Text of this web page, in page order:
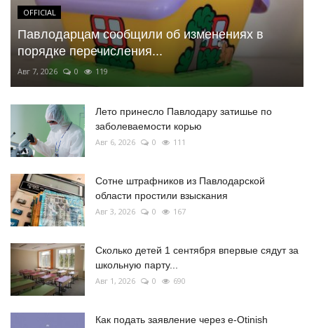
OFFICIAL
Павлодарцам сообщили об изменениях в
порядке перечисления...
Авг 7, 2026 0 119
Лето принесло Павлодару затишье по
заболеваемости корью
Авг 6, 2026 0 111
Сотне штрафников из Павлодарской
области простили взыскания
Авг 3, 2026 0 167
Сколько детей 1 сентября впервые сядут за
школьную парту...
Авг 1, 2026 0 690
Как подать заявление через e-Otinish